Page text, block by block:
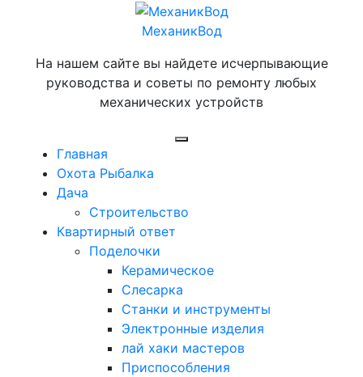
МеханикВод
На нашем сайте вы найдете исчерпывающие
руководства и советы по ремонту любых
механических устройств
Главная
Охота Рыбалка
Дача
Строительство
Квартирный ответ
Поделочки
Керамическое
Слесарка
Станки и инструменты
Электронные изделия
лай хаки мастеров
Приспособления